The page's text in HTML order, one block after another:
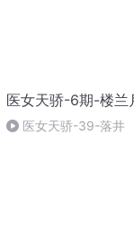
医女天骄-6期-楼兰
医女天骄-39-落井